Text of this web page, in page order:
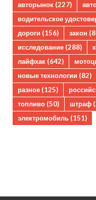
авторынок (227)
водительское
дороги (156) закон
исследование (288)
лайфхак (642)
новые технологии (82)
разное (125)
топливо (50) штраф
электромобиль (151)